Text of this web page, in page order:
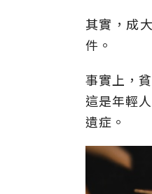
其實，成
件。
事實上，
這是年輕
遺症。